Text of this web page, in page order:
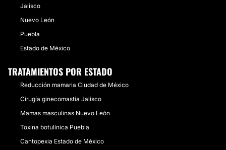
Jalisco
Nuevo León
Puebla
Estado de México
TRATAMIENTOS POR ESTADO
Reducción mamaria Ciudad de México
Cirugía ginecomastia Jalisco
Mamas masculinas Nuevo León
Toxina botulínica Puebla
Cantopexia Estado de México